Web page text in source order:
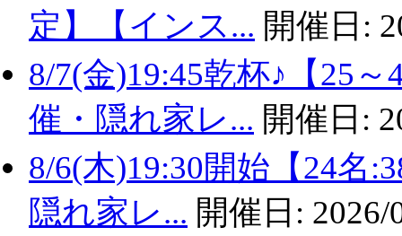
定】【インス... 開催日:
8/7(金)19:45乾杯♪【25
催・隠れ家レ... 開催日:
8/6(木)19:30開始【24名
隠れ家レ... 開催日: 2026/